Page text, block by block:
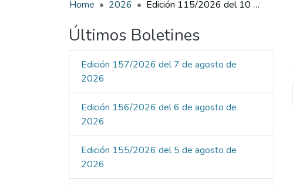
Home 2026 Edición 115/2026 del 10 de junio de 2026
Últimos Boletines
Edición 157/2026 del 7 de agosto de
2026
Edición 156/2026 del 6 de agosto de
2026
Edición 155/2026 del 5 de agosto de
2026